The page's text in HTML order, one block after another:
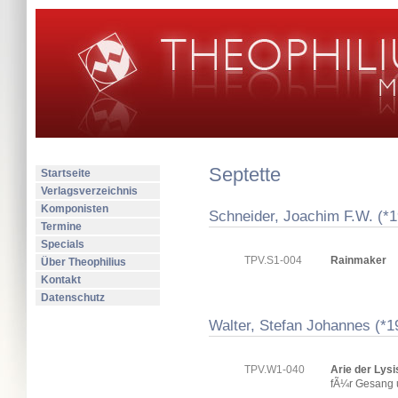
Startseite
Verlagsverzeichnis
Komponisten
Termine
Specials
Über Theophilius
Kontakt
Datenschutz
Septette
Schneider, Joachim F.W.
TPV.S1-004 Rainmaker
Walter, Stefan Johannes
TPV.W1-040
Arie der
fÃ¼r Gesang